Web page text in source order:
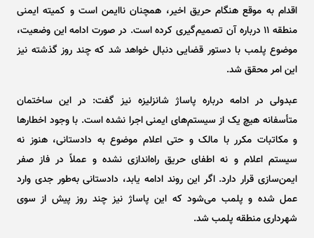
اقدام به موقع هنگام حریق اخیر، همچنان ناایمن است و کمیته ایمنی
منطقه ۱۱ درباره آن تصمیم‌گیری کرده است. در صورت ادامه این وضعیت،
موضوع پلمب با دستور قضایی دنبال خواهد شد که چند روز گذشته نیز
این امر محقق شد.
عبدولی در ادامه درباره پاساژ شانزلیزه نیز گفت: در این ساختمان
متأسفانه هیچ یک از سیستم‌های ایمنی اجرا نشده است. با وجود اخطار‌ها
و مکاتبات مکرر با مالک و حتی اعلام موضوع به دادستانی، هنوز نه
سیستم اعلام و نه اطفای حریق راه‌اندازی نشده و عملاً در فاز صفر
ایمن‌سازی قرار دارد. اگر این روند ادامه یابد، دادستانی به‌طور جدی وارد
عمل شده و پلمب می‌شود که این پاساژ نیز چند روز پیش از سوی
شهرداری منطقه پلمب شد.